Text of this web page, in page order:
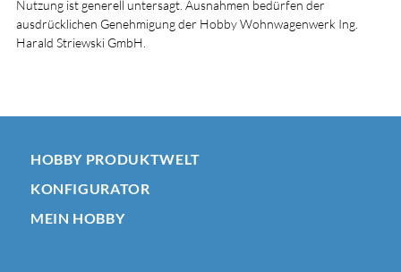
Nutzung ist generell untersagt. Ausnahmen bedürfen der
ausdrücklichen Genehmigung der Hobby Wohnwagenwerk Ing.
Harald Striewski GmbH.
HOBBY PRODUKTWELT
KONFIGURATOR
MEIN HOBBY